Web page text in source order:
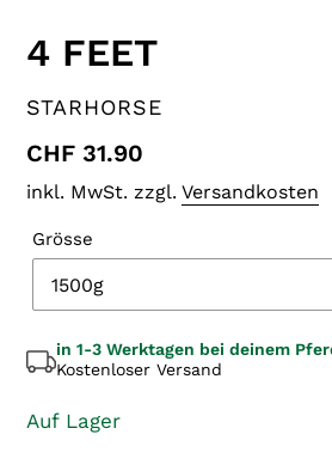
4 FEET
VERKÄUFER
STARHORSE
Normaler
Preis
CHF 31.90
inkl. MwSt. zzgl. Versandkosten
Grösse
in 1-3 Werktagen bei deinem
Kostenloser Versand
Auf Lager